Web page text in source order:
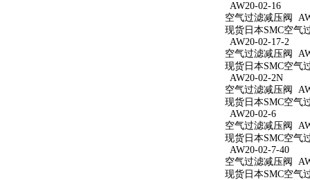
AW20-02-16
空气过滤减压阀
现货日本SMC空气
AW20-02-17-2
空气过滤减压阀
现货日本SMC空气
AW20-02-2N
空气过滤减压阀
现货日本SMC空气
AW20-02-6
空气过滤减压阀
现货日本SMC空气
AW20-02-7-40
空气过滤减压阀
现货日本SMC空气